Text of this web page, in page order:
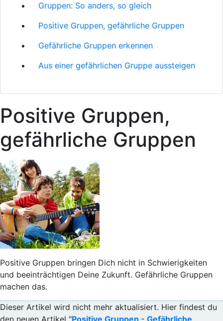
Gruppen: So anders, so gleich
Positive Gruppen, gefährliche Gruppen
Gefährliche Gruppen erkennen
Aus einer gefährlichen Gruppe aussteigen
Positive Gruppen,
gefährliche Gruppen
Positive Gruppen bringen Dich nicht in Schwierigkeiten
und beeinträchtigen Deine Zukunft. Gefährliche Gruppen
machen das.
Dieser Artikel wird nicht mehr aktualisiert. Hier findest du
den neuen Artikel "Positive Gruppen - Gefährliche